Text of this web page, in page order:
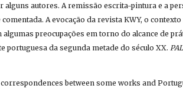
alguns autores. A remissão escrita-pintura e a
A evocação da revista KWY, o
preocupações em torno do alcance de
portuguesa da segunda metade do século XX.
between some works and